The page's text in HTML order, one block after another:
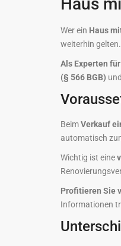
Wer ein Haus
weiterhin
Als Experten
(§ 566 BGB)
BeimVerkauf
automatisch
Wichtig ist eine
Profitieren Sie
Informationen